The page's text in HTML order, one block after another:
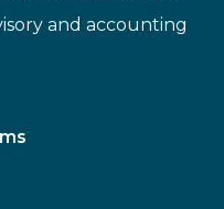
and accounting